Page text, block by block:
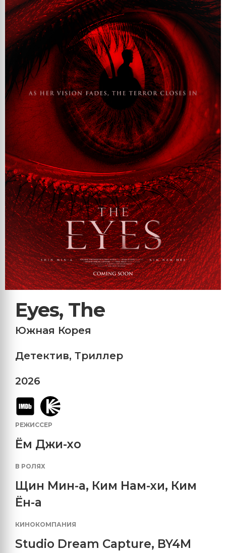
Eyes, The
Южная Корея
Детектив, Триллер
2026
РЕЖИССЕР
Ём Джи-хо
В РОЛЯХ
Щин Мин-а, Ким Нам-хи, Ким
Ён-а
КИНОКОМПАНИЯ
Studio Dream Capture, BY4M